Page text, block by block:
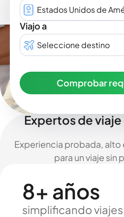
Estados Unidos de
Viajo a
Seleccione destino
Comprobar
Expertos de
Experiencia probada,
para un viaje sin
8+ años
simplificando viajes